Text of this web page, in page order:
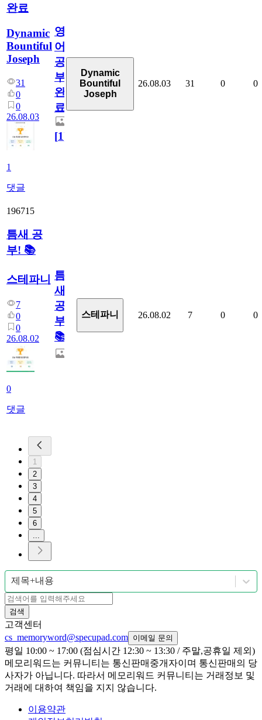
완료
Dynamic
Bountiful
Joseph
31
0
0
26.08.03
1
댓글
영
어
공
부
완
료
[1]
Dynamic
Bountiful
Joseph
26.08.03 31 0 0
196715
틈새 공
부! 📚
스테파니
7
0
0
26.08.02
0
댓글
틈
새
공
부!
📚
스테파니 26.08.02 7 0 0
1
2
3
4
5
6
제목+내용
검색
고객센터
cs_memoryword@specupad.com 이메일 문의
평일 10:00 ~ 17:00 (점심시간 12:30 ~ 13:30 / 주말,공휴일 제외)
메모리워드는 커뮤니티는 통신판매중개자이며 통신판매의 당
사자가 아닙니다. 따라서 메모리워드 커뮤니티는 거래정보 및
거래에 대하여 책임을 지지 않습니다.
이용약관